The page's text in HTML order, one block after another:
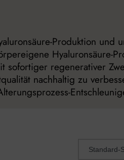
Produktion und
Hyaluronsäure-
sofortiger regenerativer
nachhaltig zu